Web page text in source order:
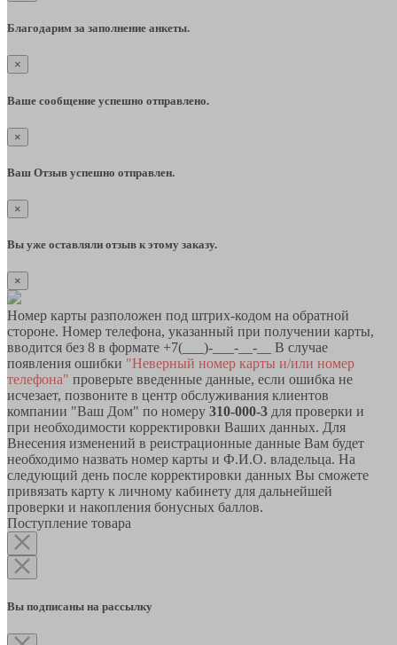
Благодарим за заполнение анкеты.
×
Ваше сообщение успешно отправлено.
×
Ваш Отзыв успешно отправлен.
×
Вы уже оставляли отзыв к этому заказу.
×
Номер карты разположен под штрих-кодом на обратной
стороне. Номер телефона, указанный при получении карты,
вводится без 8 в формате +7(___)-___-__-__ В случае
появления ошибки "Неверный номер карты и/или номер
телефона" проверьте введенные данные, если ошибка не
исчезает, позвоните в центр обслуживания клиентов
компании "Ваш Дом" по номеру 310-000-3 для проверки и
при необходимости корректировки Ваших данных. Для
Внесения изменений в реистрационные данные Вам будет
необходимо назвать номер карты и Ф.И.О. владельца. На
следующий день после корректировки данных Вы сможете
привязать карту к личному кабинету для дальнейшей
проверки и накопления бонусных баллов.
Поступление товара
Вы подписаны на рассылку